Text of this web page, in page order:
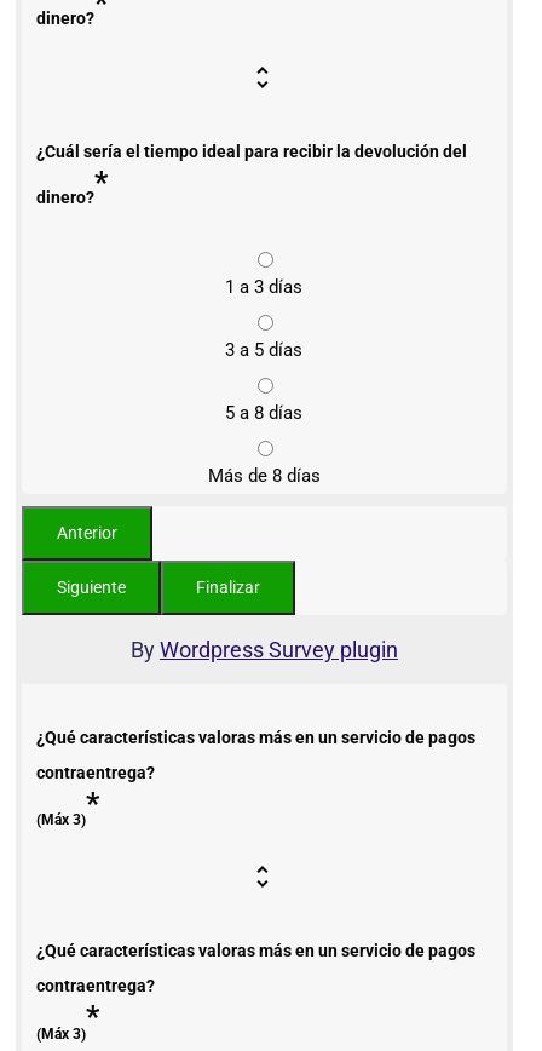
dinero?
¿Cuál sería el tiempo ideal para recibir la devolución del
dinero?*
1 a 3 días
3 a 5 días
5 a 8 días
Más de 8 días
ByWordpress Survey plugin
¿Qué características valoras más en un servicio de pagos
contraentrega?
(Máx 3)*
¿Qué características valoras más en un servicio de pagos
contraentrega?
(Máx 3)*